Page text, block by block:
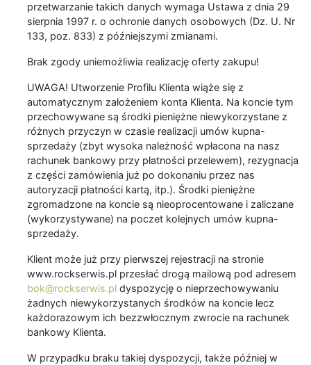
przetwarzanie takich danych wymaga Ustawa z dnia 29
sierpnia 1997 r. o ochronie danych osobowych (Dz. U. Nr
133, poz. 833) z późniejszymi zmianami.
Brak zgody uniemożliwia realizację oferty zakupu!
UWAGA! Utworzenie Profilu Klienta wiąże się z
automatycznym założeniem konta Klienta. Na koncie tym
przechowywane są środki pieniężne niewykorzystane z
różnych przyczyn w czasie realizacji umów kupna-
sprzedaży (zbyt wysoka należność wpłacona na nasz
rachunek bankowy przy płatności przelewem), rezygnacja
z części zamówienia już po dokonaniu przez nas
autoryzacji płatności kartą, itp.). Środki pieniężne
zgromadzone na koncie są nieoprocentowane i zaliczane
(wykorzystywane) na poczet kolejnych umów kupna-
sprzedaży.
Klient może już przy pierwszej rejestracji na stronie
www.rockserwis.pl przesłać drogą mailową pod adresem
bok@rockserwis.pl dyspozycję o nieprzechowywaniu
żadnych niewykorzystanych środków na koncie lecz
każdorazowym ich bezzwłocznym zwrocie na rachunek
bankowy Klienta.
W przypadku braku takiej dyspozycji, także później w